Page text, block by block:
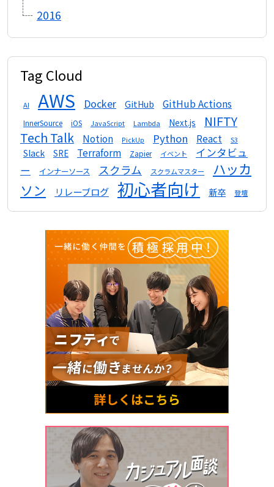
2016
Tag Cloud
AI AWS Docker GitHub GitHub Actions
InnerSource iOS JavaScript Lambda Next.js
NIFTY
Tech Talk
Notion PickUp Python React S3
Slack SRE Terraform Zapier イベント
インタビュ
ー
インナーソース スクラム スクラムマスター
ハッカ
ソン
リレーブログ 初心者向け 新卒 登壇